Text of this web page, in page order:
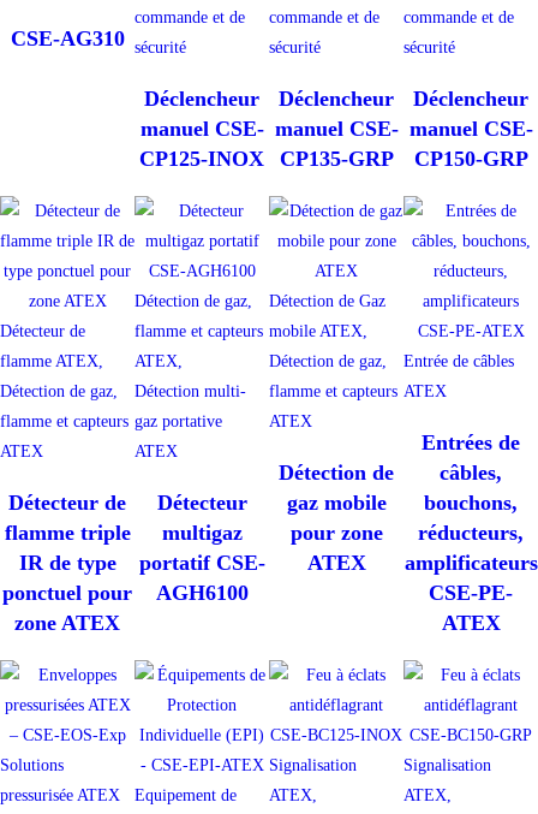
CSE-AG310
commande et de
sécurité
Déclencheur
manuel CSE-
CP125-INOX
commande et de
sécurité
Déclencheur
manuel CSE-
CP135-GRP
commande et de
sécurité
Déclencheur
manuel CSE-
CP150-GRP
Détecteur de
flamme ATEX,
Détection de gaz,
flamme et capteurs
ATEX
Détecteur de
flamme triple
IR de type
ponctuel pour
zone ATEX
Détection de gaz,
flamme et capteurs
ATEX,
Détection multi-
gaz portative
ATEX
Détecteur
multigaz
portatif CSE-
AGH6100
Détection de Gaz
mobile ATEX,
Détection de gaz,
flamme et capteurs
ATEX
Détection de
gaz mobile
pour zone
ATEX
Entrée de câbles
ATEX
Entrées de
câbles,
bouchons,
réducteurs,
amplificateurs
CSE-PE-
ATEX
Solutions
pressurisée ATEX
Equipement de
Signalisation
ATEX,
Signalisation
ATEX,